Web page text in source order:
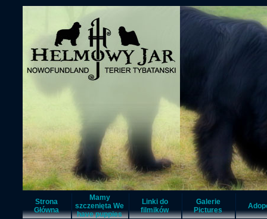
Strona
Główna
Mamy
szczenięta We
have puppies
Linki do
filmików
Galerie
Pictures